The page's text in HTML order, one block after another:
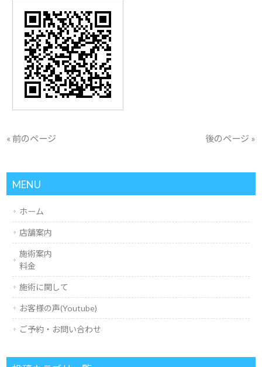
« 前のページ 後のページ »
MENU
ホーム
店舗案内
施術案内
料金
施術に関して
お客様の声(Youtube)
ご予約・お問い合わせ